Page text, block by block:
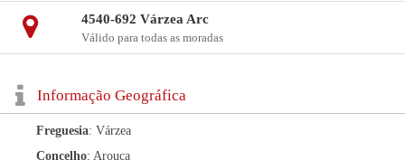
4540-692 Várzea Arc
Válido para todas as moradas
Informação Geográfica
Freguesia: Várzea
Concelho: Arouca